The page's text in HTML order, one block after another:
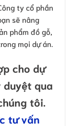
ty cổ phần
sẽ nâng
phẩm đồ gỗ,
mọi dự án.
cho dự
duyệt qua
tôi.
tư vấn